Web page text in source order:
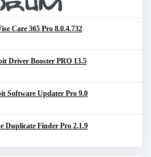
Care 365 Pro 8.0.4.732
Driver Booster PRO 13.5
Software Updater Pro 9.0
Duplicate Finder Pro 2.1.9